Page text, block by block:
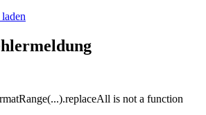
is not a function